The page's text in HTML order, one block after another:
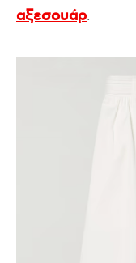
αξεσουάρ.